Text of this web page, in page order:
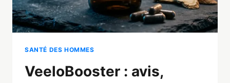
SANTÉ DES HOMMES
VeeloBooster : avis,